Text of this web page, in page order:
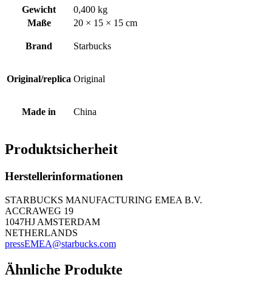
Gewicht
0,400 kg
Maße
20 × 15 × 15 cm
Brand Starbucks
Original/replica Original
Made in China
Produktsicherheit
Herstellerinformationen
STARBUCKS MANUFACTURING EMEA B.V.
ACCRAWEG 19
1047HJ AMSTERDAM
NETHERLANDS
pressEMEA@starbucks.com
Ähnliche Produkte